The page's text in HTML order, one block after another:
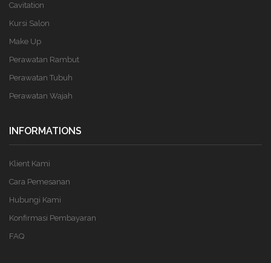
Cavitation
Kursi Salon
Make Up
Perawatan Rambut
Perawatan Tubuh
Perawatan Wajah
INFORMATIONS
Klient Kami
Cara Pemesanan
Hubungi Kami
Konfirmasi Pembayaran
FAQ